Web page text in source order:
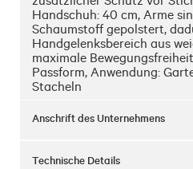
Handschuh: 40 cm, Arme
Schaumstoff gepolstert,
Handgelenksbereich aus
maximale
Passform, Anwendung:
Stacheln
Anschrift des Unternehmens
Technische Details